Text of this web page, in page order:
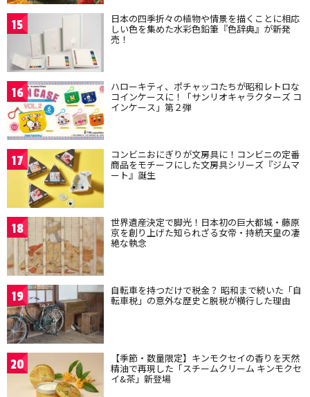
15 日本の四季折々の植物や情景を描くことに相応
しい色を集めた水彩色鉛筆『色辞典』が新発
売！
16 ハローキティ、ポチャッコたちが昭和レトロな
コインケースに！「サンリオキャラクターズ コ
インケース」第２弾
17 コンビニおにぎりが文房具に！コンビニの定番
商品をモチーフにした文房具シリーズ『ジムマ
ート』誕生
18 世界遺産決定で脚光！日本初の巨大都城・藤原
京を創り上げた知られざる女帝・持統天皇の凄
絶な執念
19 自転車を持つだけで税金？ 昭和まで続いた「自
転車税」の意外な歴史と脱税が横行した理由
20 【季節・数量限定】キンモクセイの香りを天然
精油で再現した「スチームクリーム キンモクセ
イ&茶」新登場